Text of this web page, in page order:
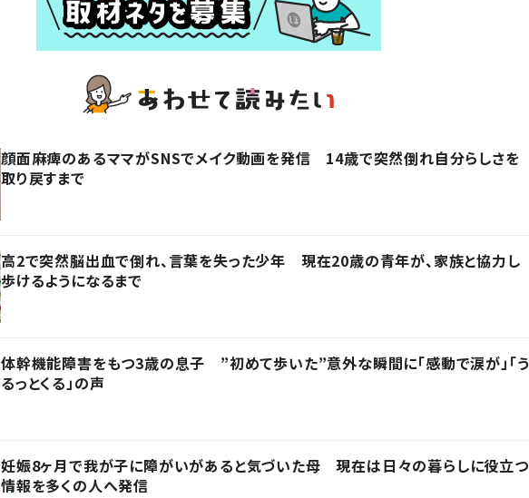
顔面麻痺のあるママがSNSでメイク動画を発信 14歳で突然倒れ自分らしさを
取り戻すまで
高2で突然脳出血で倒れ、言葉を失った少年 現在20歳の青年が、家族と協力し
歩けるようになるまで
体幹機能障害をもつ3歳の息子 ”初めて歩いた”意外な瞬間に「感動で涙が」「う
るっとくる」の声
妊娠8ヶ月で我が子に障がいがあると気づいた母 現在は日々の暮らしに役立つ
情報を多くの人へ発信